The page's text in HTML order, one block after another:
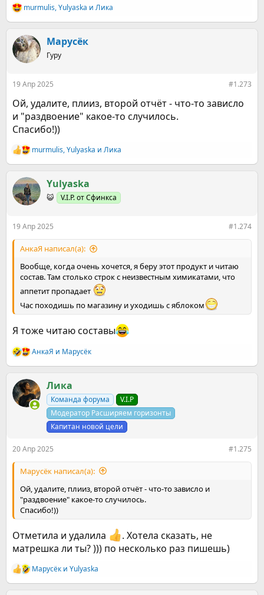
Р
е
к
ц
и
murmulis,Yulyaska и Ликa
Марусёк
Гуру
19 Апр 2025 #1.273
Ой, удалите, плииз, второй отчёт - что-то зависло
и "раздвоение" какое-то случилось.
Спасибо!))
Р
е
к
ц
и
murmulis,Yulyaska и Ликa
Yulyaska
😺 V.I.P. от Сфинкса
19 Апр 2025 #1.274
АнкаЯ написал(а):
Вообще, когда очень хочется, я беру этот продукт и читаю
состав. Там столько строк с неизвестным химикатами, что
аппетит пропадает
Час походишь по магазину и уходишь с яблоком
Я тоже читаю составы
Р
е
к
ц
и
АнкаЯ и Марусёк
Ликa
Команда форума
V.I.P
Модератор Расширяем горизонты
Капитан новой цели
20 Апр 2025 #1.275
Марусёк написал(а):
Ой, удалите, плииз, второй отчёт - что-то зависло и
"раздвоение" какое-то случилось.
Спасибо!))
Отметила и удалила
. Хотела сказать, не
матрешка ли ты? ))) по несколько раз пишешь)
Р
е
Марусёк и Yulyaska